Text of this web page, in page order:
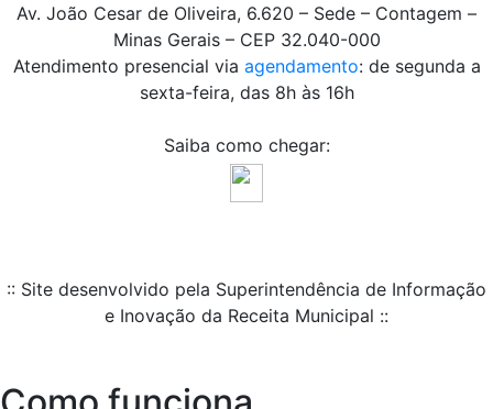
Av. João Cesar de Oliveira, 6.620 – Sede – Contagem –
Minas Gerais – CEP 32.040-000
Atendimento presencial via agendamento: de segunda a
sexta-feira, das 8h às 16h
Saiba como chegar:
:: Site desenvolvido pela Superintendência de Informação
e Inovação da Receita Municipal ::